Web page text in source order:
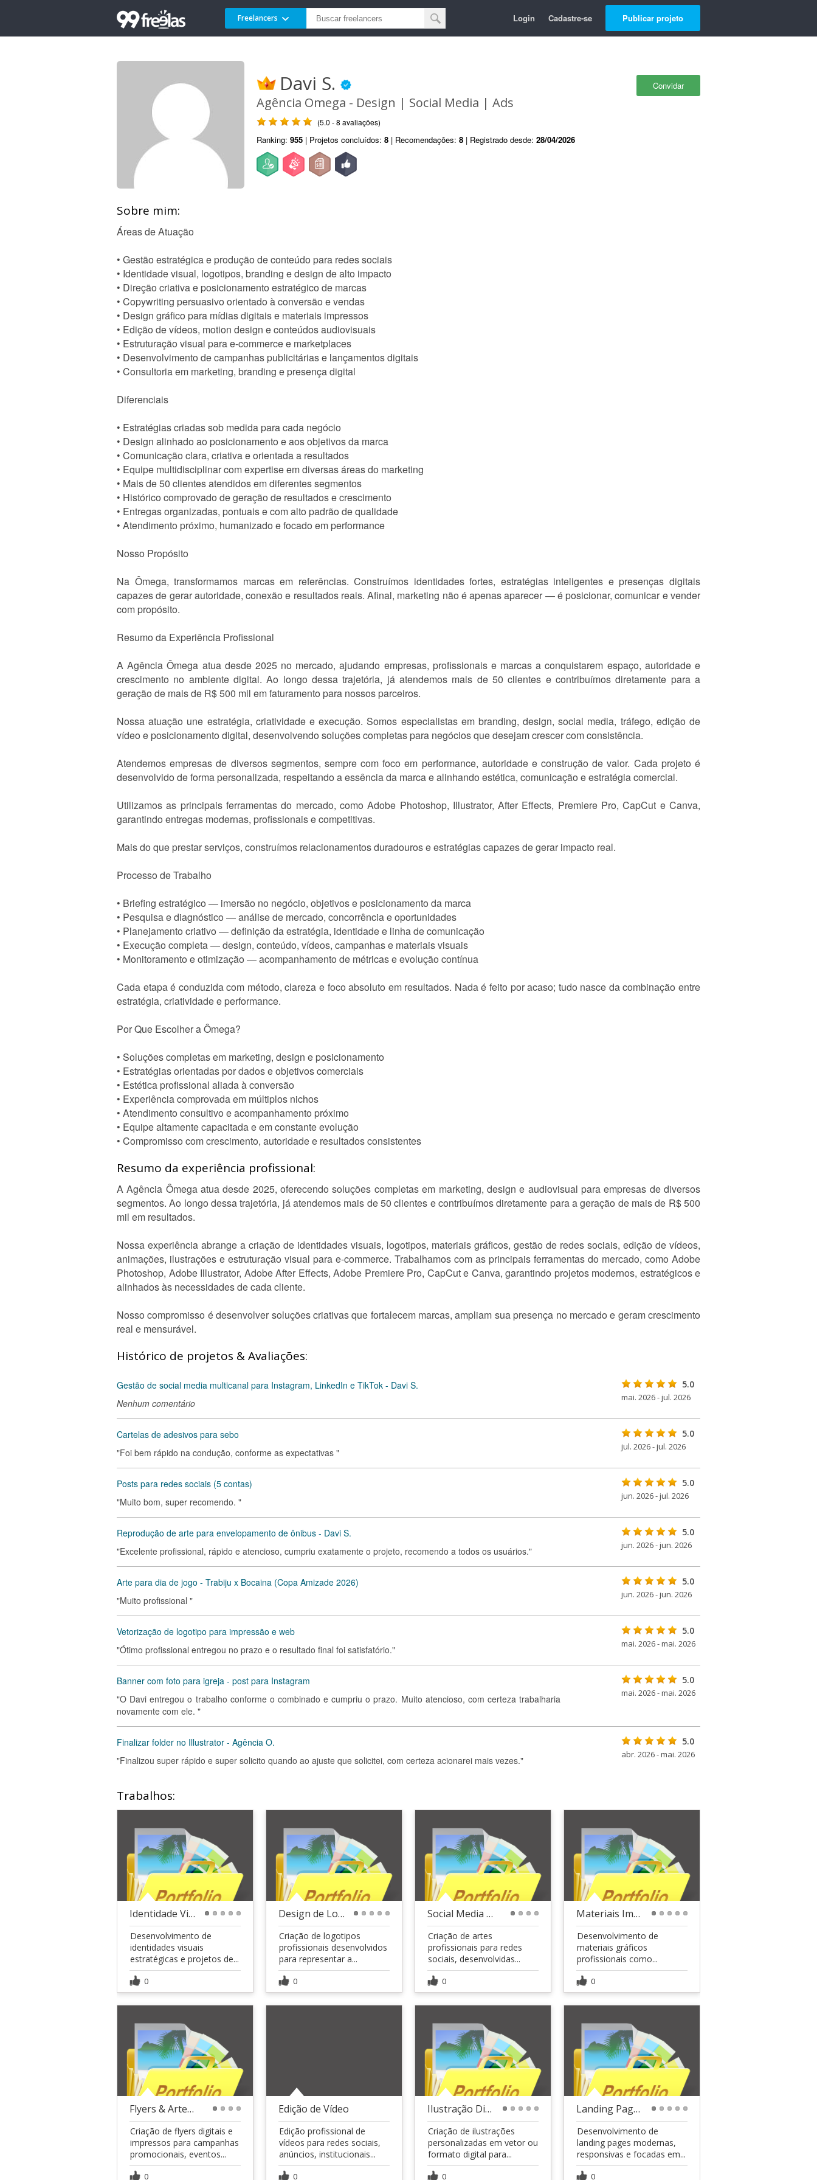
Freelancers Login Cadastre-se Publicar projeto
Convidar
Davi S.
Agência Omega - Design | Social Media | Ads
(5.0 - 8 avaliações)
Ranking: 955 | Projetos concluídos: 8 | Recomendações: 8 | Registrado desde: 28/04/2026
Sobre mim:
Áreas de Atuação
• Gestão estratégica e produção de conteúdo para redes sociais
• Identidade visual, logotipos, branding e design de alto impacto
• Direção criativa e posicionamento estratégico de marcas
• Copywriting persuasivo orientado à conversão e vendas
• Design gráfico para mídias digitais e materiais impressos
• Edição de vídeos, motion design e conteúdos audiovisuais
• Estruturação visual para e-commerce e marketplaces
• Desenvolvimento de campanhas publicitárias e lançamentos digitais
• Consultoria em marketing, branding e presença digital
Diferenciais
• Estratégias criadas sob medida para cada negócio
• Design alinhado ao posicionamento e aos objetivos da marca
• Comunicação clara, criativa e orientada a resultados
• Equipe multidisciplinar com expertise em diversas áreas do marketing
• Mais de 50 clientes atendidos em diferentes segmentos
• Histórico comprovado de geração de resultados e crescimento
• Entregas organizadas, pontuais e com alto padrão de qualidade
• Atendimento próximo, humanizado e focado em performance
Nosso Propósito
Na Ômega, transformamos marcas em referências. Construímos identidades fortes, estratégias inteligentes e presenças digitais
capazes de gerar autoridade, conexão e resultados reais. Afinal, marketing não é apenas aparecer — é posicionar, comunicar e vender
com propósito.
Resumo da Experiência Profissional
A Agência Ômega atua desde 2025 no mercado, ajudando empresas, profissionais e marcas a conquistarem espaço, autoridade e
crescimento no ambiente digital. Ao longo dessa trajetória, já atendemos mais de 50 clientes e contribuímos diretamente para a
geração de mais de R$ 500 mil em faturamento para nossos parceiros.
Nossa atuação une estratégia, criatividade e execução. Somos especialistas em branding, design, social media, tráfego, edição de
vídeo e posicionamento digital, desenvolvendo soluções completas para negócios que desejam crescer com consistência.
Atendemos empresas de diversos segmentos, sempre com foco em performance, autoridade e construção de valor. Cada projeto é
desenvolvido de forma personalizada, respeitando a essência da marca e alinhando estética, comunicação e estratégia comercial.
Utilizamos as principais ferramentas do mercado, como Adobe Photoshop, Illustrator, After Effects, Premiere Pro, CapCut e Canva,
garantindo entregas modernas, profissionais e competitivas.
Mais do que prestar serviços, construímos relacionamentos duradouros e estratégias capazes de gerar impacto real.
Processo de Trabalho
• Briefing estratégico — imersão no negócio, objetivos e posicionamento da marca
• Pesquisa e diagnóstico — análise de mercado, concorrência e oportunidades
• Planejamento criativo — definição da estratégia, identidade e linha de comunicação
• Execução completa — design, conteúdo, vídeos, campanhas e materiais visuais
• Monitoramento e otimização — acompanhamento de métricas e evolução contínua
Cada etapa é conduzida com método, clareza e foco absoluto em resultados. Nada é feito por acaso; tudo nasce da combinação entre
estratégia, criatividade e performance.
Por Que Escolher a Ômega?
• Soluções completas em marketing, design e posicionamento
• Estratégias orientadas por dados e objetivos comerciais
• Estética profissional aliada à conversão
• Experiência comprovada em múltiplos nichos
• Atendimento consultivo e acompanhamento próximo
• Equipe altamente capacitada e em constante evolução
• Compromisso com crescimento, autoridade e resultados consistentes
Resumo da experiência profissional:
A Agência Ômega atua desde 2025, oferecendo soluções completas em marketing, design e audiovisual para empresas de diversos
segmentos. Ao longo dessa trajetória, já atendemos mais de 50 clientes e contribuímos diretamente para a geração de mais de R$ 500
mil em resultados.
Nossa experiência abrange a criação de identidades visuais, logotipos, materiais gráficos, gestão de redes sociais, edição de vídeos,
animações, ilustrações e estruturação visual para e-commerce. Trabalhamos com as principais ferramentas do mercado, como Adobe
Photoshop, Adobe Illustrator, Adobe After Effects, Adobe Premiere Pro, CapCut e Canva, garantindo projetos modernos, estratégicos e
alinhados às necessidades de cada cliente.
Nosso compromisso é desenvolver soluções criativas que fortalecem marcas, ampliam sua presença no mercado e geram crescimento
real e mensurável.
Histórico de projetos & Avaliações:
Gestão de social media multicanal para Instagram, LinkedIn e TikTok - Davi S.
Nenhum comentário
5.0
mai. 2026 - jul. 2026
Cartelas de adesivos para sebo
"Foi bem rápido na condução, conforme as expectativas "
5.0
jul. 2026 - jul. 2026
Posts para redes sociais (5 contas)
"Muito bom, super recomendo. "
5.0
jun. 2026 - jul. 2026
Reprodução de arte para envelopamento de ônibus - Davi S.
"Excelente profissional, rápido e atencioso, cumpriu exatamente o projeto, recomendo a todos os usuários."
5.0
jun. 2026 - jun. 2026
Arte para dia de jogo - Trabiju x Bocaina (Copa Amizade 2026)
"Muito profissional "
5.0
jun. 2026 - jun. 2026
Vetorização de logotipo para impressão e web
"Ótimo profissional entregou no prazo e o resultado final foi satisfatório."
5.0
mai. 2026 - mai. 2026
Banner com foto para igreja - post para Instagram
"O Davi entregou o trabalho conforme o combinado e cumpriu o prazo. Muito atencioso, com certeza trabalharia
novamente com ele. "
5.0
mai. 2026 - mai. 2026
Finalizar folder no Illustrator - Agência O.
"Finalizou super rápido e super solicito quando ao ajuste que solicitei, com certeza acionarei mais vezes."
5.0
abr. 2026 - mai. 2026
Trabalhos:
Identidade Visual & Branding
Desenvolvimento de
identidades visuais
estratégicas e projetos de...
0
Design de Logotipos
Criação de logotipos
profissionais desenvolvidos
para representar a...
0
Social Media Design
Criação de artes
profissionais para redes
sociais, desenvolvidas...
0
Materiais Impressos
Desenvolvimento de
materiais gráficos
profissionais como...
0
Flyers & Artes Promocionais
Criação de flyers digitais e
impressos para campanhas
promocionais, eventos...
0
Edição de Vídeo
Edição profissional de
vídeos para redes sociais,
anúncios, institucionais...
0
Ilustração Digital
Criação de ilustrações
personalizadas em vetor ou
formato digital para...
0
Landing Pages & Web Design
Desenvolvimento de
landing pages modernas,
responsivas e focadas em...
0